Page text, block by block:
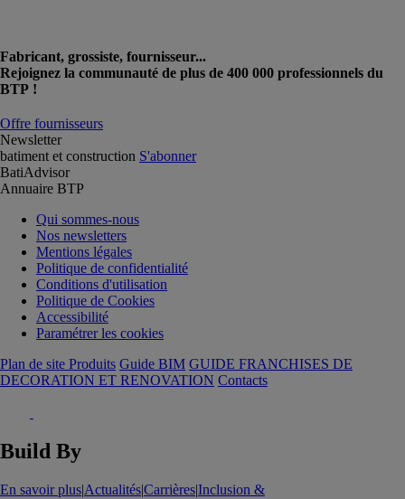
Fabricant, grossiste, fournisseur...
Rejoignez la communauté de plus de 400 000 professionnels du
BTP !
Offre fournisseurs
Newsletter
batiment et construction S'abonner
BatiAdvisor
Annuaire BTP
Qui sommes-nous
Nos newsletters
Mentions légales
Politique de confidentialité
Conditions d'utilisation
Politique de Cookies
Accessibilité
Paramétrer les cookies
Plan de site Produits Guide BIM GUIDE FRANCHISES DE
DECORATION ET RENOVATION Contacts
Build By
En savoir plus|Actualités|Carrières|Inclusion &